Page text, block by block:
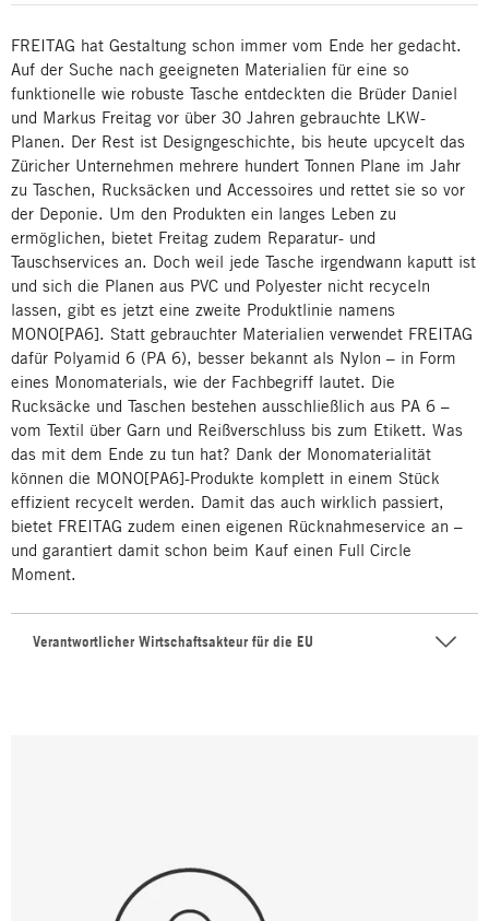
FREITAG hat Gestaltung schon immer vom Ende her gedacht.
Auf der Suche nach geeigneten Materialien für eine so
funktionelle wie robuste Tasche entdeckten die Brüder Daniel
und Markus Freitag vor über 30 Jahren gebrauchte LKW-
Planen. Der Rest ist Designgeschichte, bis heute upcycelt das
Züricher Unternehmen mehrere hundert Tonnen Plane im Jahr
zu Taschen, Rucksäcken und Accessoires und rettet sie so vor
der Deponie. Um den Produkten ein langes Leben zu
ermöglichen, bietet Freitag zudem Reparatur- und
Tauschservices an. Doch weil jede Tasche irgendwann kaputt ist
und sich die Planen aus PVC und Polyester nicht recyceln
lassen, gibt es jetzt eine zweite Produktlinie namens
MONO[PA6]. Statt gebrauchter Materialien verwendet FREITAG
dafür Polyamid 6 (PA 6), besser bekannt als Nylon – in Form
eines Monomaterials, wie der Fachbegriff lautet. Die
Rucksäcke und Taschen bestehen ausschließlich aus PA 6 –
vom Textil über Garn und Reißverschluss bis zum Etikett. Was
das mit dem Ende zu tun hat? Dank der Monomaterialität
können die MONO[PA6]-Produkte komplett in einem Stück
effizient recycelt werden. Damit das auch wirklich passiert,
bietet FREITAG zudem einen eigenen Rücknahmeservice an –
und garantiert damit schon beim Kauf einen Full Circle
Moment.
Verantwortlicher Wirtschaftsakteur für die EU